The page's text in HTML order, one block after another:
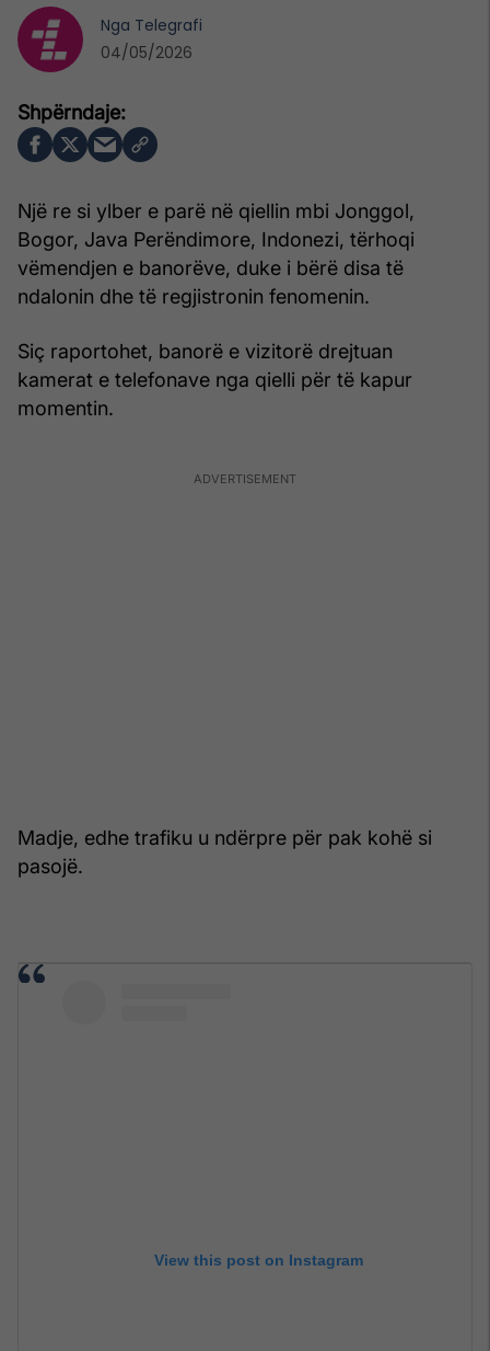
Një re si ylber e parë në qiellin mbi Jonggol,
Bogor, Java Perëndimore, Indonezi, tërhoqi
vëmendjen e banorëve, duke i bërë disa të
ndalonin dhe të regjistronin fenomenin.
Siç raportohet, banorë e vizitorë drejtuan
kamerat e telefonave nga qielli për të kapur
momentin.
Madje, edhe trafiku u ndërpre për pak kohë si
pasojë.
View this post on Instagram
Nga Telegrafi
04/05/2026